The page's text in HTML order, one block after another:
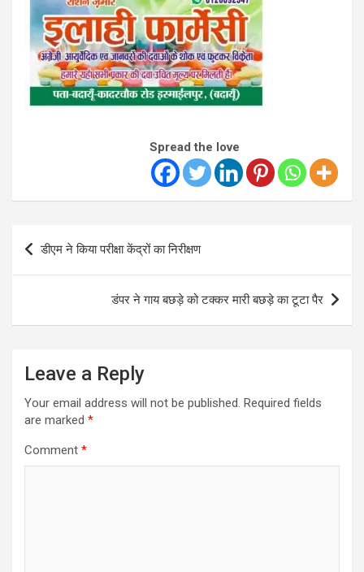
Spread the love
Post
navigation
डीएम ने किया परीक्षा केंद्रों का निरीक्षण
डंपर ने गाय बछड़े को टक्कर मारी बछड़े का टूटा पैर
Leave a Reply
Your email address will not be published. Required fields
are marked *
Comment *